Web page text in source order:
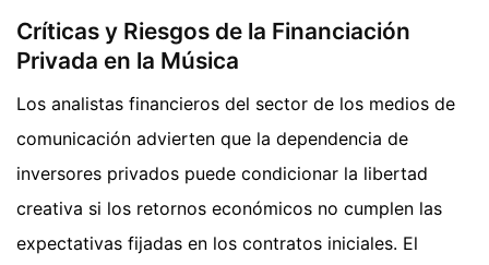
Críticas y Riesgos de la Financiación
Privada en la Música
Los analistas financieros del sector de los medios de
comunicación advierten que la dependencia de
inversores privados puede condicionar la libertad
creativa si los retornos económicos no cumplen las
expectativas fijadas en los contratos iniciales. El